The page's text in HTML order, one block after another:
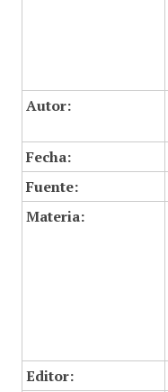
Autor:
Fecha:
Fuente:
Materia:
Editor: